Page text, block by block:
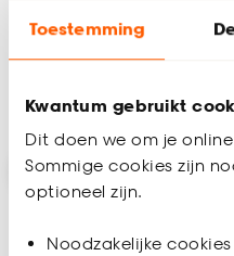
Toestemming
Kwantum gebruikt
Dit doen we om je
Sommige cookies zijn
optioneel zijn.
Noodzakelijke
21.
-
Binnen 2-3 werkdagen bezorgd